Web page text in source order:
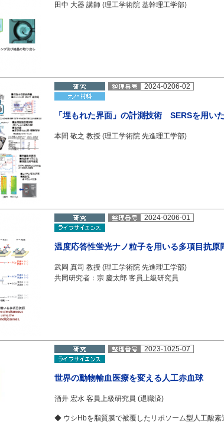
田中 大器 講師 (理工学術院 基幹理工学部)
2024-0206-02
「埋もれた界面」の計測技術 SERSを用い
本間 敬之 教授 (理工学術院 先進理工学部)
2024-0206-01
温度応答性蛍光ナノ粒子を用いる多項目抗原
武岡 真司 教授 (理工学術院 先進理工学部)
共同研究者：宗 慶太郎 客員上級研究員
2023-1025-07
世界の動物輸血医療を変える人工赤血球
酒井 宏水 客員上級研究員 (退職済)
◆ ウシHbを脂質膜で被覆したリポソーム型人工酸